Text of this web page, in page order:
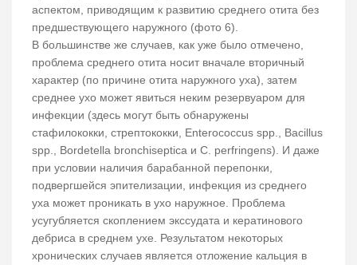
аспектом, приводящим к развитию среднего отита без
предшествующего наружного (фото 6).
В большинстве же случаев, как уже было отмечено,
проблема среднего отита носит вначале вторичный
характер (по причине отита наружного уха), затем
среднее ухо может явиться неким резервуаром для
инфекции (здесь могут быть обнаружены
стафилококки, стрептококки, Enterococcus spp., Bacillus
spp., Bordetella bronchiseptica и C. perfringens). И даже
при условии наличия барабанной перепонки,
подвергшейся эпителизации, инфекция из среднего
уха может проникать в ухо наружное. Проблема
усугубляется скоплением экссудата и кератинового
дебриса в среднем ухе. Результатом некоторых
хронических случаев является отложение кальция в